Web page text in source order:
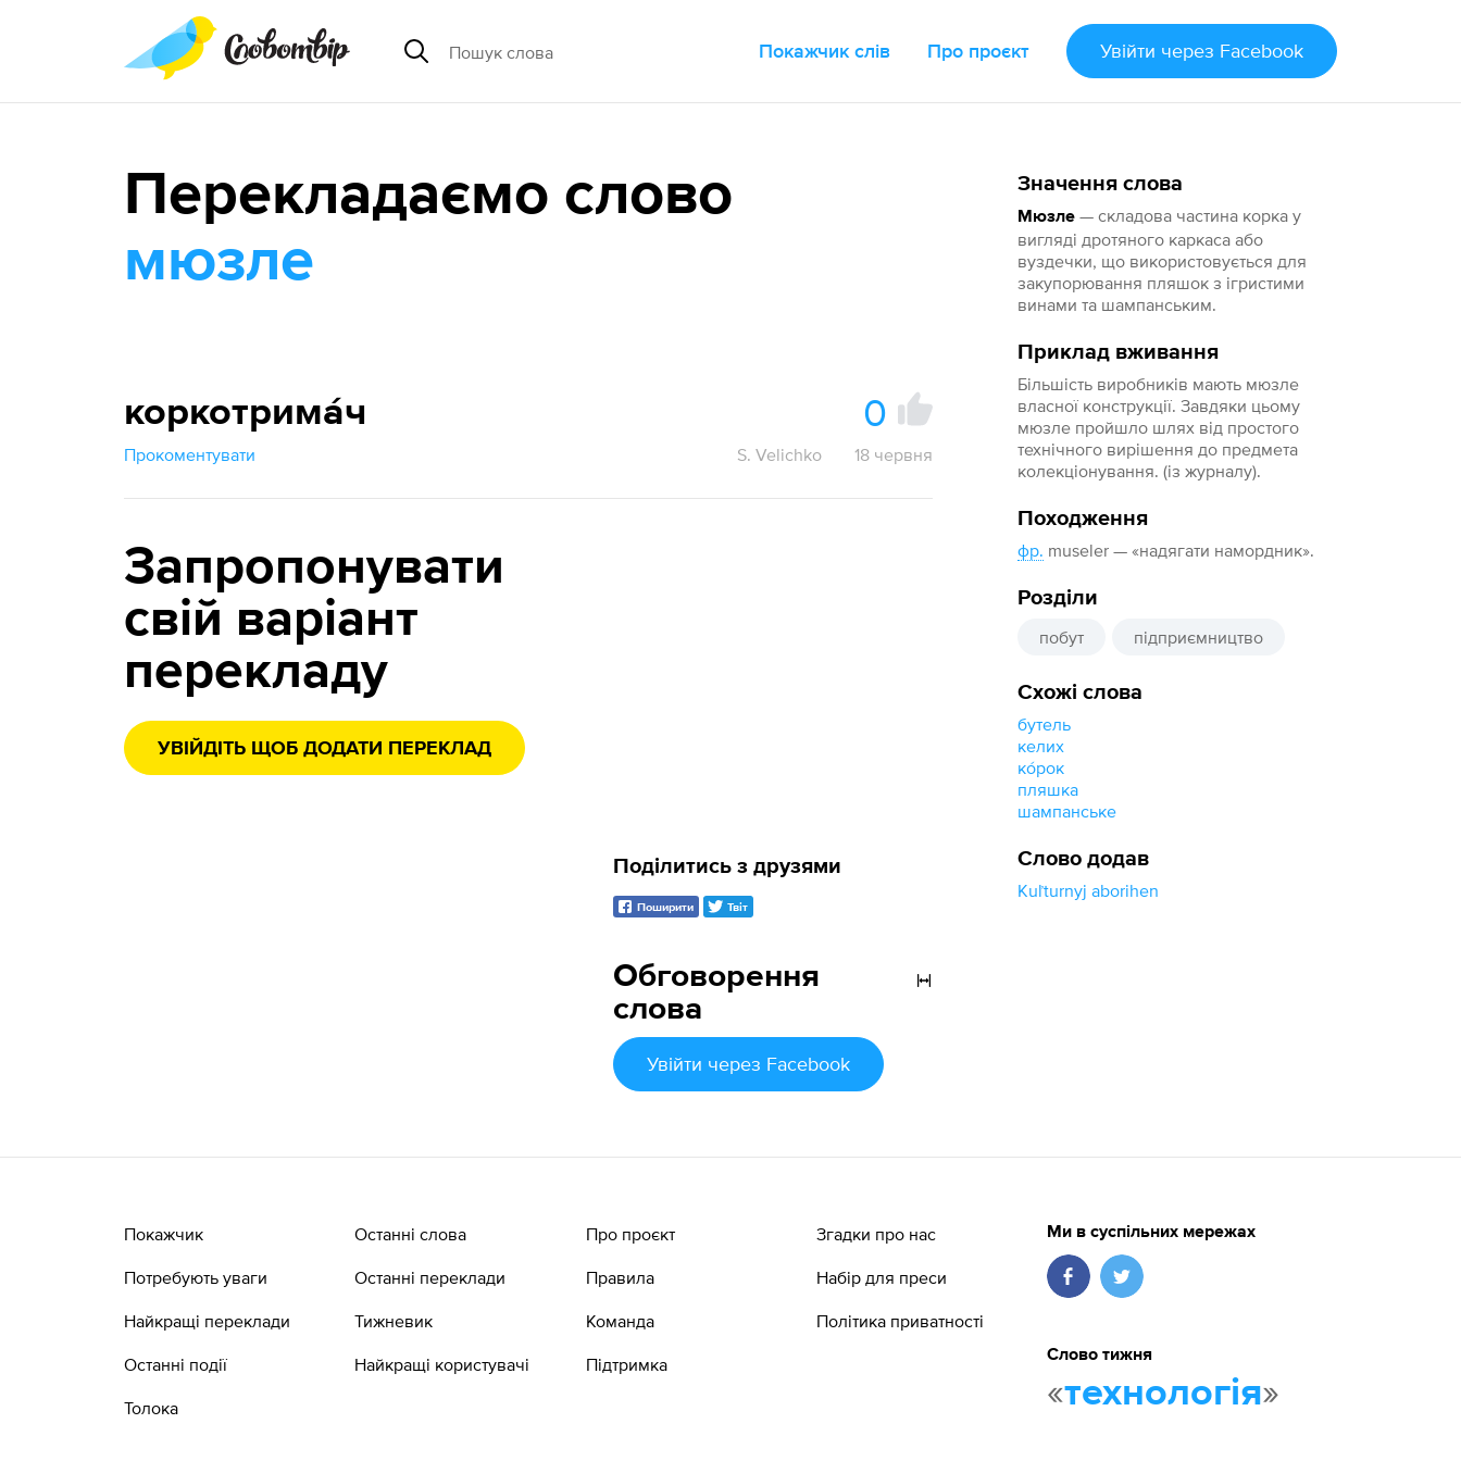
Покажчик слів Про проєкт Увійти через Facebook
Значення слова
Мюзле — складова частина корка у
вигляді дротяного каркаса або
вуздечки, що використовується для
закупорювання пляшок з ігристими
винами та шампанським.
Приклад вживання
Більшість виробників мають мюзле
власної конструкції. Завдяки цьому
мюзле пройшло шлях від простого
технічного вирішення до предмета
колекціонування. (із журналу).
Походження
фр. museler — «надягати намордник».
Розділи
побут підприємництво
Схожі слова
бутель
келих
ко́рок
пляшка
шампанське
Слово додав
Kuľturnyj aborihen
Перекладаємо слово
мюзле
коркотрима́ч 0
Прокоментувати S. Velichko 18 червня
Запропонувати
свій варіант
перекладу
УВІЙДІТЬ ЩОБ ДОДАТИ ПЕРЕКЛАД
Обговорення
слова
Увійти через Facebook
Поділитись з друзями
Поширити Твіт
Покажчик
Потребують уваги
Найкращі переклади
Останні події
Толока
Останні слова
Останні переклади
Тижневик
Найкращі користувачі
Про проєкт
Правила
Команда
Підтримка
Згадки про нас
Набір для преси
Політика приватності
Ми в суспільних мережах
Слово тижня
«технологія»